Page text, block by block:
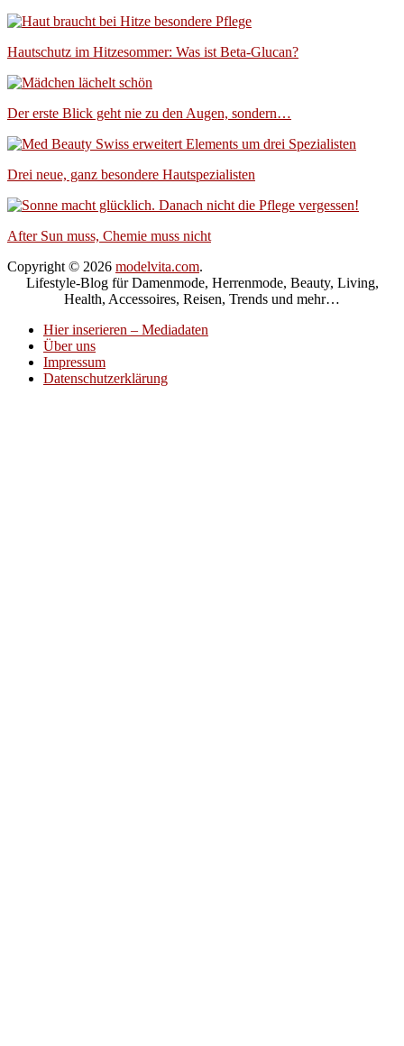
Hautschutz im Hitzesommer: Was ist Beta-Glucan?
Der erste Blick geht nie zu den Augen, sondern…
Drei neue, ganz besondere Hautspezialisten
After Sun muss, Chemie muss nicht
Copyright © 2026 modelvita.com.
Lifestyle-Blog für Damenmode, Herrenmode, Beauty, Living,
Health, Accessoires, Reisen, Trends und mehr…
Hier inserieren – Mediadaten
Über uns
Impressum
Datenschutzerklärung